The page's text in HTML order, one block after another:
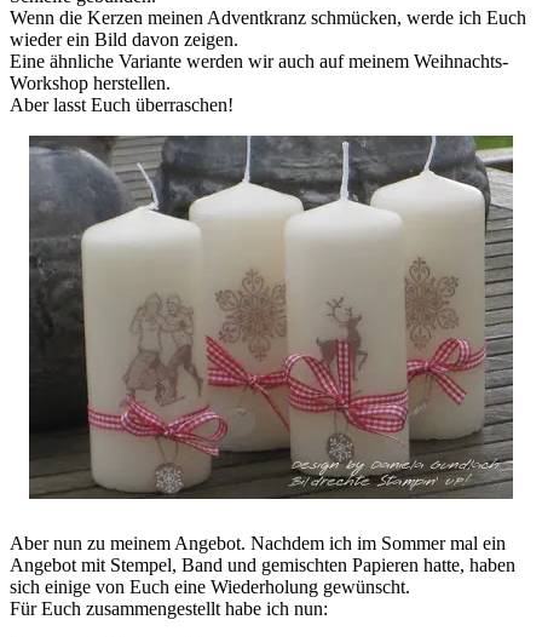
Wenn die Kerzen meinen Adventkranz schmücken, werde ich Euch
wieder ein Bild davon zeigen.
Eine ähnliche Variante werden wir auch auf meinem Weihnachts-
Workshop herstellen.
Aber lasst Euch überraschen!
Aber nun zu meinem Angebot. Nachdem ich im Sommer mal ein
Angebot mit Stempel, Band und gemischten Papieren hatte, haben
sich einige von Euch eine Wiederholung gewünscht.
Für Euch zusammengestellt habe ich nun: